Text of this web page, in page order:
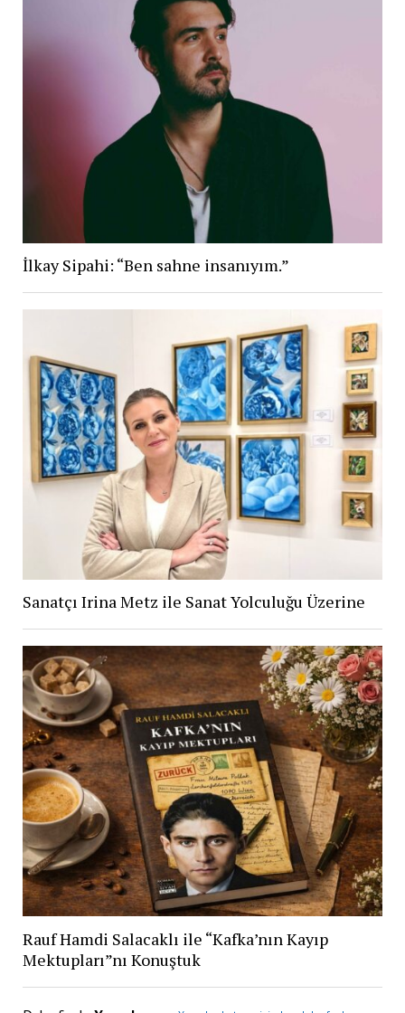
İlkay Sipahi: “Ben sahne insanıyım.”
Sanatçı Irina Metz ile Sanat Yolculuğu Üzerine
Rauf Hamdi Salacaklı ile “Kafka’nın Kayıp
Mektupları”nı Konuştuk